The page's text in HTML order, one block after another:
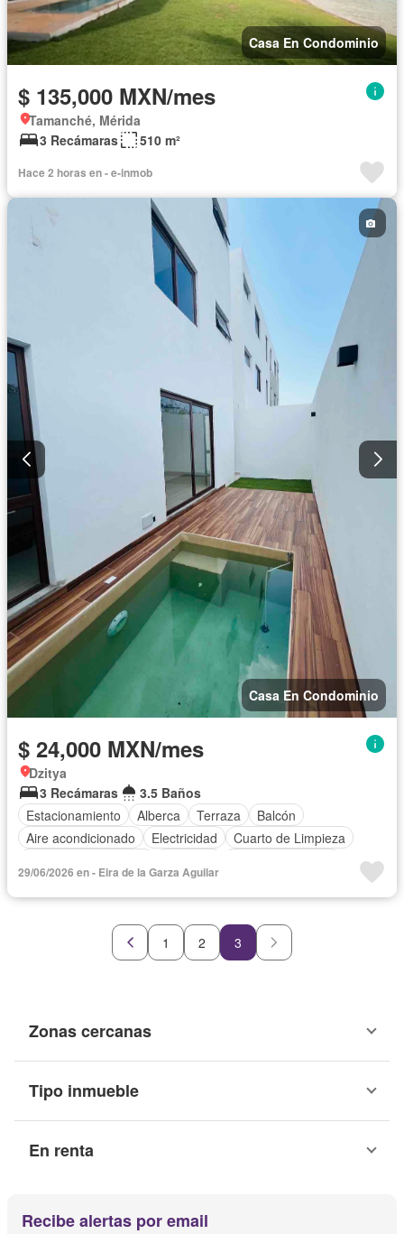
Casa En Condominio
$ 135,000 MXN/mes
Tamanché, Mérida
3 Recámaras
510 m²
Hace 2 horas en - e-inmob
Casa En Condominio
$ 24,000 MXN/mes
Dzitya
3 Recámaras
3.5 Baños
Estacionamiento
Alberca Terraza
Balcón
Aire acondicionado
Electricidad
Cuarto de Limpieza
Permite niños
29/06/2026 en - Eira de la Garza Aguilar
1 2 3
Zonas cercanas
Tipo inmueble
En renta
Recibe alertas por email